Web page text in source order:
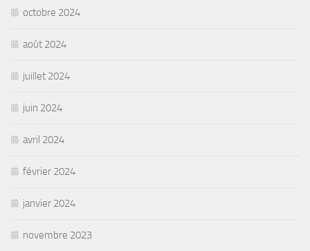
octobre 2024
août 2024
juillet 2024
juin 2024
avril 2024
février 2024
janvier 2024
novembre 2023